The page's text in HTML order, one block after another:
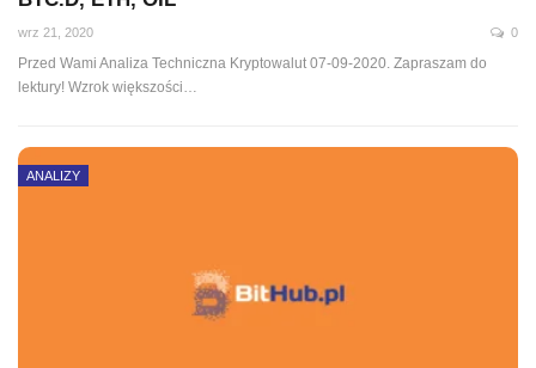
wrz 21, 2020 0
Przed Wami Analiza Techniczna Kryptowalut 07-09-2020. Zapraszam do
lektury! Wzrok większości…
ANALIZY